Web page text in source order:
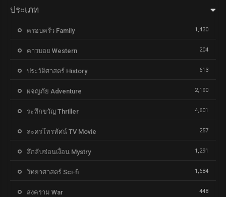
ประเภท
ครอบครัว Family 1,430
คาวบอย Western 204
ประวัติศาสตร์ History 613
ผจญภัย Adventure 2,190
ระทึกขวัญ Thriller 4,601
ละครโทรทัศน์ TV Movie 257
ลึกลับซ่อนเงื่อน Mystry 1,291
วิทยาศาสตร์ Sci-fi 1,684
สงคราม War 448